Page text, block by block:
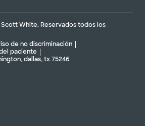
White. Reservados todos los
de no discriminación
paciente
dallas, tx 75246